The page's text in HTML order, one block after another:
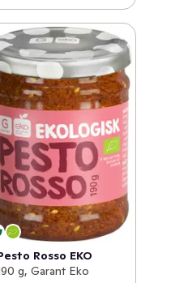
Rosso EKO
g, Garant Eko